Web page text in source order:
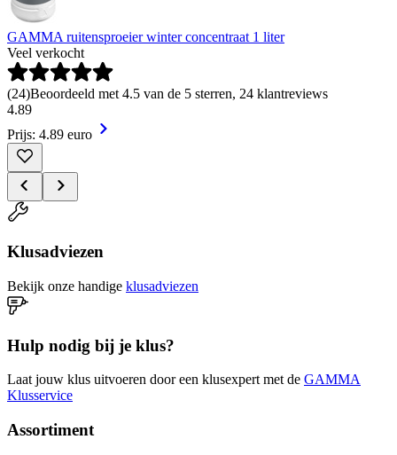
GAMMA ruitensproeier winter concentraat 1 liter
Veel verkocht
(24)Beoordeeld met 4.5 van de 5 sterren, 24 klantreviews
4.89
Prijs: 4.89 euro
Klusadviezen
Bekijk onze handige klusadviezen
Hulp nodig bij je klus?
Laat jouw klus uitvoeren door een klusexpert met de GAMMA
Klusservice
Assortiment